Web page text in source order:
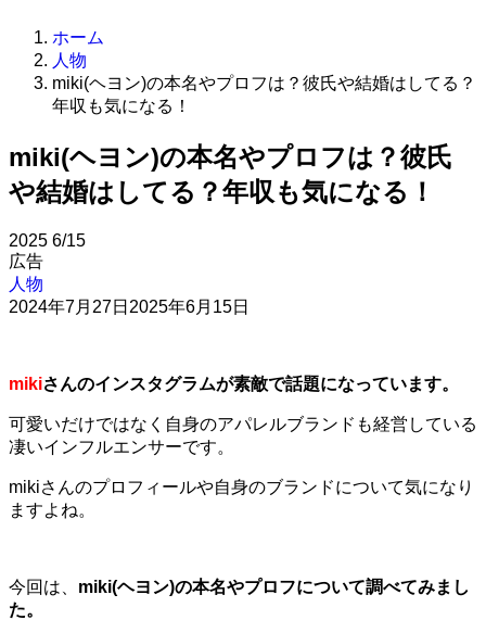
ホーム
人物
miki(ヘヨン)の本名やプロフは？彼氏や結婚はしてる？
年収も気になる！
miki(ヘヨン)の本名やプロフは？彼氏
や結婚はしてる？年収も気になる！
2025 6/15
広告
人物
2024年7月27日 2025年6月15日
mikiさんのインスタグラムが素敵で話題になっています。
可愛いだけではなく自身のアパレルブランドも経営している
凄いインフルエンサーです。
mikiさんのプロフィールや自身のブランドについて気になり
ますよね。
今回は、 miki(ヘヨン)の本名やプロフについて調べてみまし
た。